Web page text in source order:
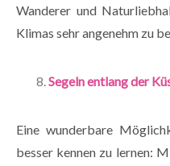
Wanderer und
Klimas sehr angenehm zu
Segeln entlang der
Eine wunderbare
besser kennen zu lernen: